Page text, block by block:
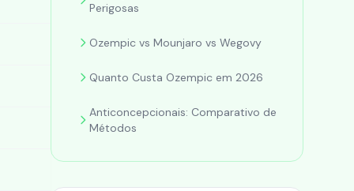
Perigosas
Ozempic vs Mounjaro vs Wegovy
Quanto Custa Ozempic em 2026
Anticoncepcionais: Comparativo de
Métodos